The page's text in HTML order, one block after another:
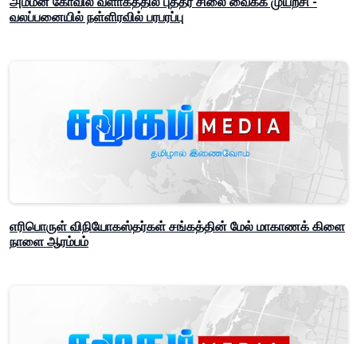
வலப்பனையில் நள்ளிரவில் பரபரப்பு
எரிபொருள் விநியோகஸ்தர்கள் சங்கத்தின் மேல் மாகாணக் கிளை
நாளை ஆரம்பம்